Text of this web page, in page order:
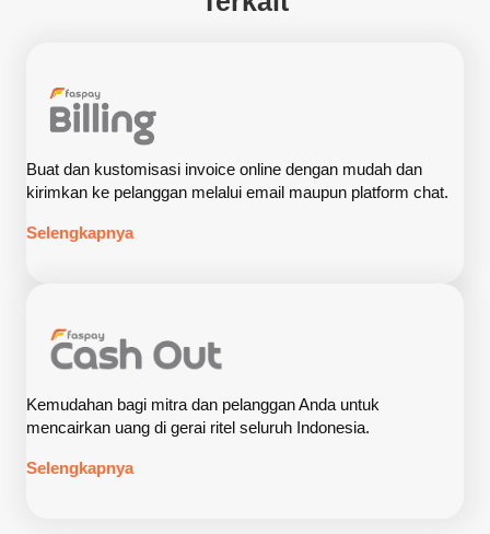
Buat dan kustomisasi invoice online dengan mudah dan
kirimkan ke pelanggan melalui email maupun platform chat.
Selengkapnya
Kemudahan bagi mitra dan pelanggan Anda untuk
mencairkan uang di gerai ritel seluruh Indonesia.
Selengkapnya